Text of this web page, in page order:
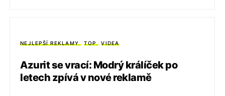
NEJLEPŠÍ REKLAMY TOP VIDEA
Azurit se vrací: Modrý králíček po
letech zpívá v nové reklamě